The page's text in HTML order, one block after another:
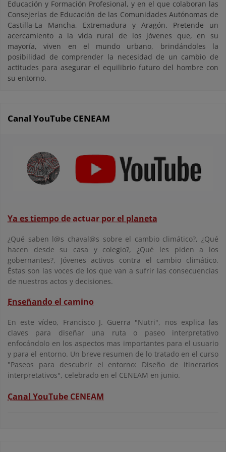
Educación y Formación Profesional, y en el que colaboran las
Consejerías de Educación de las Comunidades Autónomas de
Castilla-La Mancha, Extremadura y Aragón. Pretende un
acercamiento a la vida rural de los jóvenes que, en su
mayoría, viven en el mundo urbano, brindándoles la
posibilidad de comprender la necesidad de un cambio de
actitudes para asegurar el equilibrio futuro del hombre con
su entorno.
Canal YouTube CENEAM
Ya es tiempo de actuar por el planeta
¿Qué saben l@s chaval@s sobre el cambio climático?, ¿Qué
hacen desde su casa y colegio?, ¿Qué les piden a los
gobernantes?, Jóvenes activos contra el cambio climático.
Éstas son las voces de los que van a sufrir las consecuencias
de nuestros actos y decisiones.
Enseñando el camino
En este vídeo, Francisco J. Guerra "Nutri", nos explica las
claves para diseñar una ruta o paseo interpretativo
enfocándolo en los aspectos mas importantes para el usuario
y para el entorno. Un breve resumen de lo tratado en el curso
"Paseos para descubrir el entorno: Diseño de itinerarios
interpretativos", celebrado en el CENEAM en junio.
Canal YouTube CENEAM